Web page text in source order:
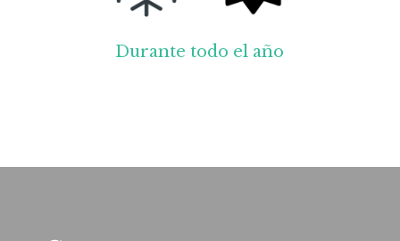
Durante todo el año